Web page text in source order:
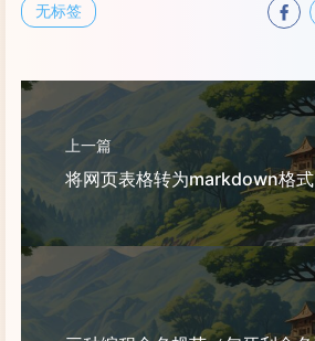
无标签
上一篇
将网页表格转为markdown格式